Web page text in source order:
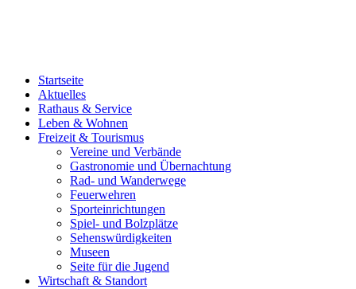
Startseite
Aktuelles
Rathaus & Service
Leben & Wohnen
Freizeit & Tourismus
Vereine und Verbände
Gastronomie und Übernachtung
Rad- und Wanderwege
Feuerwehren
Sporteinrichtungen
Spiel- und Bolzplätze
Sehenswürdigkeiten
Museen
Seite für die Jugend
Wirtschaft & Standort